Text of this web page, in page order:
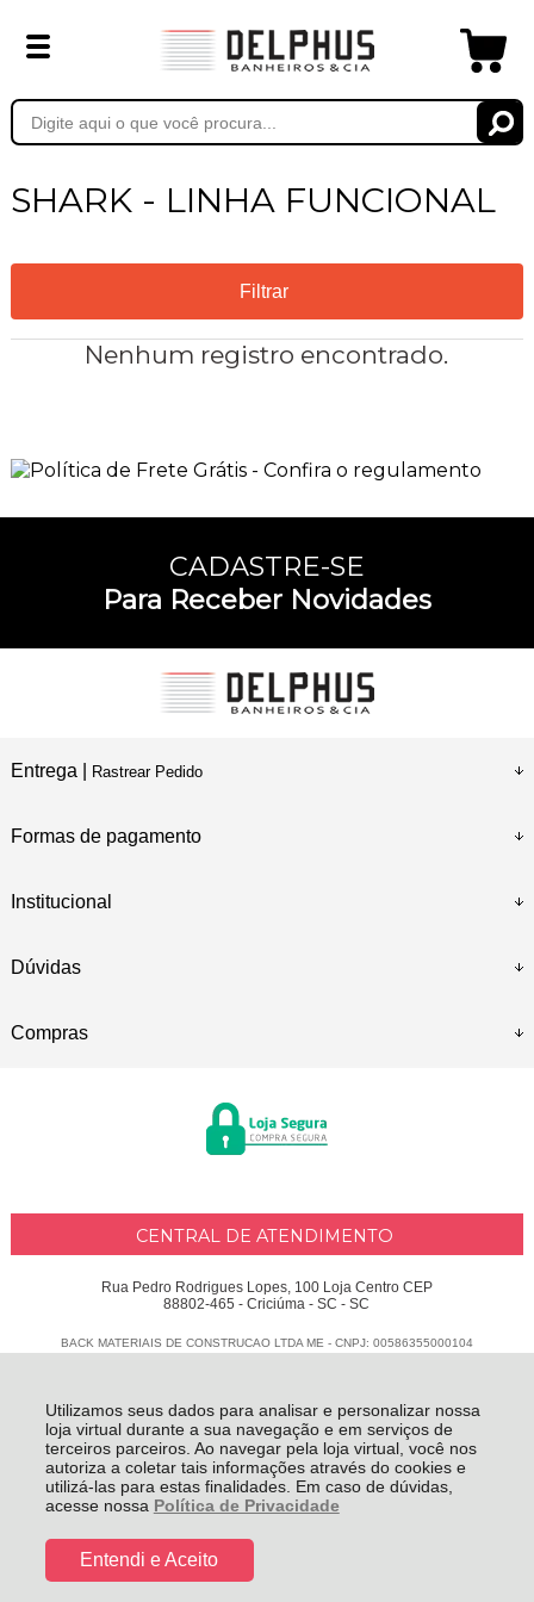
Utilizamos seus dados para analisar e personalizar nossa
loja virtual durante a sua navegação e em serviços de
terceiros parceiros. Ao navegar pela loja virtual, você nos
autoriza a coletar tais informações através do cookies e
utilizá-las para estas finalidades. Em caso de dúvidas,
acesse nossa Política de Privacidade
Entendi e Aceito
SHARK - LINHA FUNCIONAL
Filtrar
Nenhum registro encontrado.
CADASTRE-SE
Para Receber Novidades
Entrega | Rastrear Pedido
Formas de pagamento
Institucional
Dúvidas
Compras
CENTRAL DE ATENDIMENTO
Rua Pedro Rodrigues Lopes, 100 Loja Centro CEP
88802-465 - Criciúma - SC - SC
BACK MATERIAIS DE CONSTRUCAO LTDA ME - CNPJ: 00586355000104